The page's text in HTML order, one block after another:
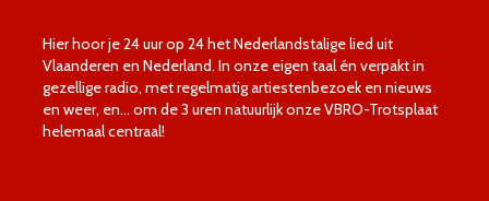
Hier hoor je 24 uur op 24 het Nederlandstalige lied uit
Vlaanderen en Nederland. In onze eigen taal én verpakt in
gezellige radio, met regelmatig artiestenbezoek en nieuws
en weer, en… om de 3 uren natuurlijk onze VBRO-Trotsplaat
helemaal centraal!